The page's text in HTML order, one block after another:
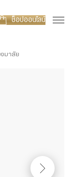
ช็อปออนไลน์
มาลัย